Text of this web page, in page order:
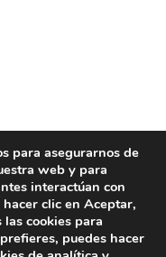
para asegurarnos de
web y para
interactúan con
clic en Aceptar,
las cookies para
puedes hacer